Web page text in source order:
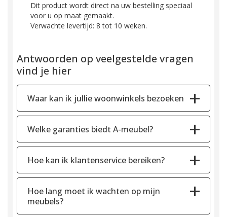
Dit product wordt direct na uw bestelling speciaal
voor u op maat gemaakt.
Verwachte levertijd: 8 tot 10 weken.
Antwoorden op veelgestelde vragen
vind je hier
Waar kan ik jullie woonwinkels bezoeken
Welke garanties biedt A-meubel?
Hoe kan ik klantenservice bereiken?
Hoe lang moet ik wachten op mijn
meubels?